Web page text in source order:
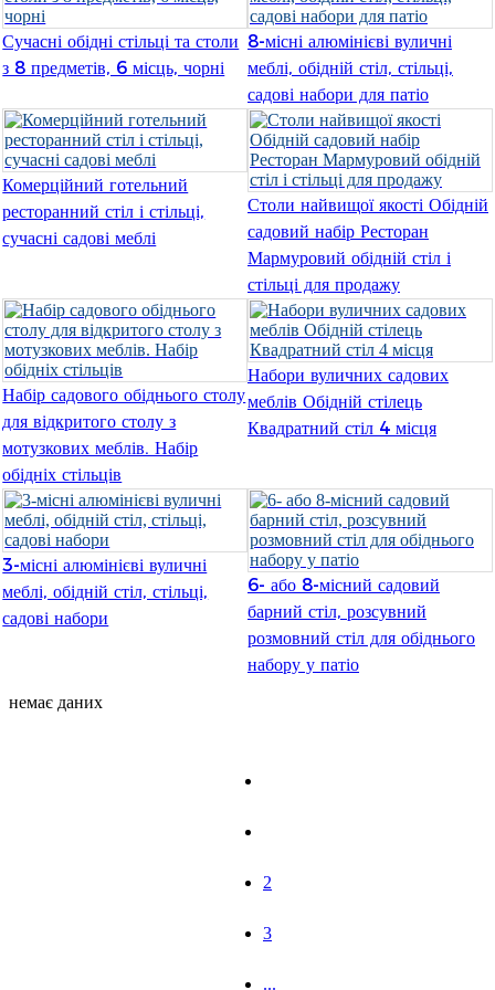
Slovenčina
Српски
Точики
Shqip
Қазақ Тілі
Bosanski
italiano
Кыргызча
Lëtzebuergesch
Magyar
Íslenska
Hrvatski
Македонски
سنڌي
Сучасні обідні стільці та столи
з 8 предметів, 6 місць, чорні
8-місні алюмінієві вуличні
меблі, обідній стіл, стільці,
садові набори для патіо
Комерційний готельний
ресторанний стіл і стільці,
сучасні садові меблі
Столи найвищої якості Обідній
садовий набір Ресторан
Мармуровий обідній стіл і
стільці для продажу
Набір садового обіднього столу
для відкритого столу з
мотузкових меблів. Набір
обідніх стільців
Набори вуличних садових
меблів Обідній стілець
Квадратний стіл 4 місця
3-місні алюмінієві вуличні
меблі, обідній стіл, стільці,
садові набори
6- або 8-місний садовий
барний стіл, розсувний
розмовний стіл для обіднього
набору у патіо
немає даних
2
3
...